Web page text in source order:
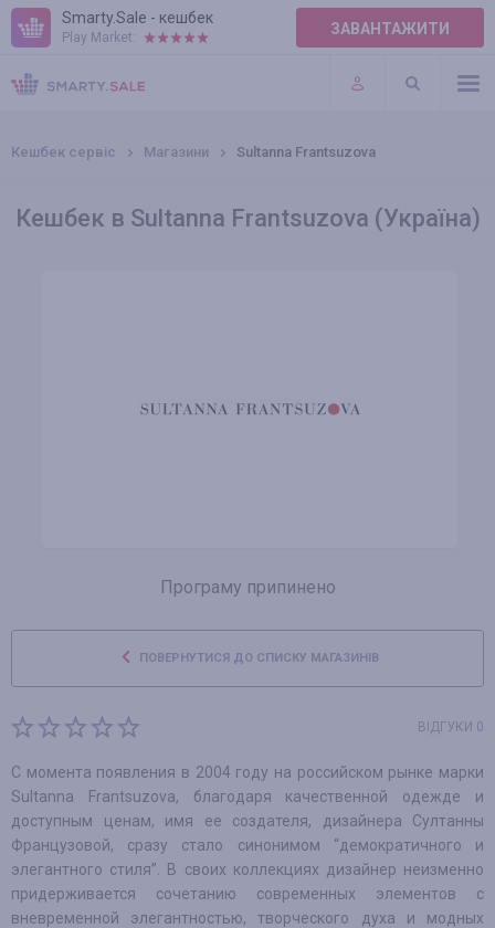
Smarty.Sale - кешбек
Play Market: ЗАВАНТАЖИТИ
ПРАВИЛА
ПЛАГІНИ
Кешбек сервіс Магазини Sultanna Frantsuzova
Кешбек в Sultanna Frantsuzova (Україна)
Програму припинено
ПОВЕРНУТИСЯ ДО СПИСКУ МАГАЗИНІВ
ВІДГУКИ 0
С момента появления в 2004 году на российском рынке марки
Sultanna Frantsuzova, благодаря качественной одежде и
доступным ценам, имя ее создателя, дизайнера Султанны
Французовой, сразу стало синонимом “демократичного и
элегантного стиля”. В своих коллекциях дизайнер неизменно
придерживается сочетанию современных элементов с
вневременной элегантностью, творческого духа и модных